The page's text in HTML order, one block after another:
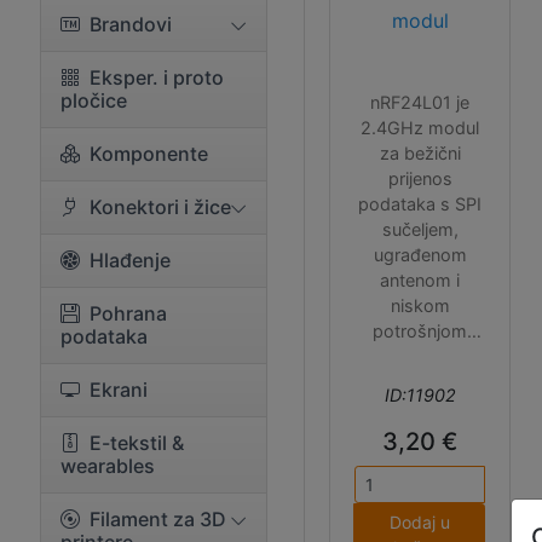
Brandovi
Eksper. i proto
pločice
Komponente
Konektori i žice
Hlađenje
Pohrana
podataka
Ekrani
E-tekstil &
wearables
Filament za 3D
modul
nRF24L01 je
2.4GHz modul
za bežični
prijenos
podataka s SPI
sučeljem,
ugrađenom
antenom i
niskom
potrošnjom
ID:11902
3,20 €
Dodaj u